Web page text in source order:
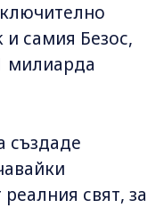
и самия Безос,
милиарда
създаде
свят, за